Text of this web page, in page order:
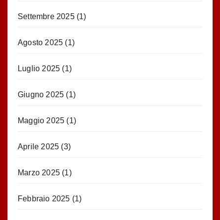
Settembre 2025(1)
Agosto 2025 (1)
Luglio 2025 (1)
Giugno 2025 (1)
Maggio 2025 (1)
Aprile 2025 (3)
Marzo 2025 (1)
Febbraio 2025 (1)